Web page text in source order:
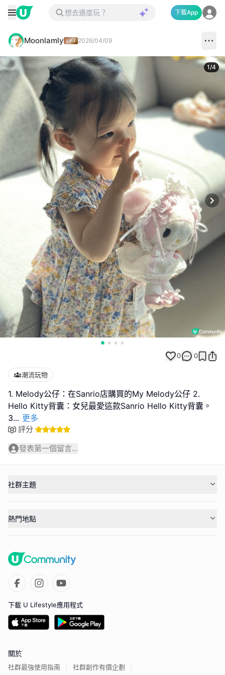
下載App
Moonlamly 2026/04/09
1/4
0 0
潮流玩物
1. Melody公仔：在Sanrio店購買的My Melody公仔 2.
Hello Kitty背囊：女兒最愛這款Sanrio Hello Kitty背囊。
3... 更多
評分
發表第一個留言...
社群主題
熱門地點
下載 U Lifestyle應用程式
關於
社群最強使用指南 社群創作有價企劃